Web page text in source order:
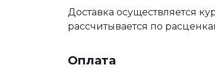
Доставка осуществляется
рассчитывается по
Оплата